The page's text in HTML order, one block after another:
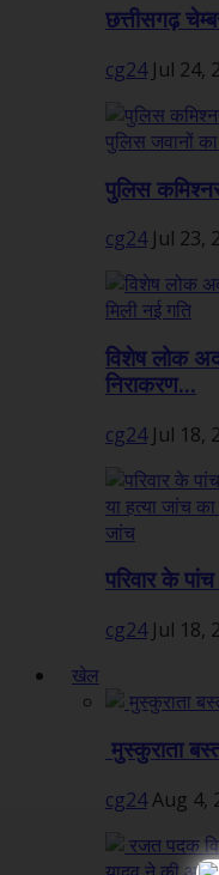
छत्तीसगढ़
cg24 Jul 24,
पुलिस
cg24 Jul 23,
विशेष लोक
निराकरण...
cg24 Jul 18,
परिवार के
cg24 Jul 18,
खेल
मुस्कुराता
cg24Aug 4,